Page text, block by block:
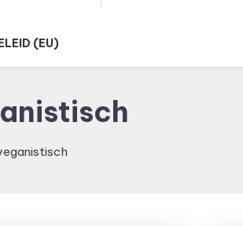
(EU)